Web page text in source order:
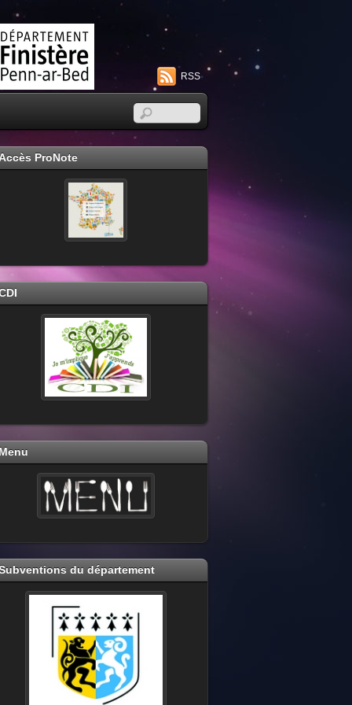
RSS
Accès ProNote
Menu
du département